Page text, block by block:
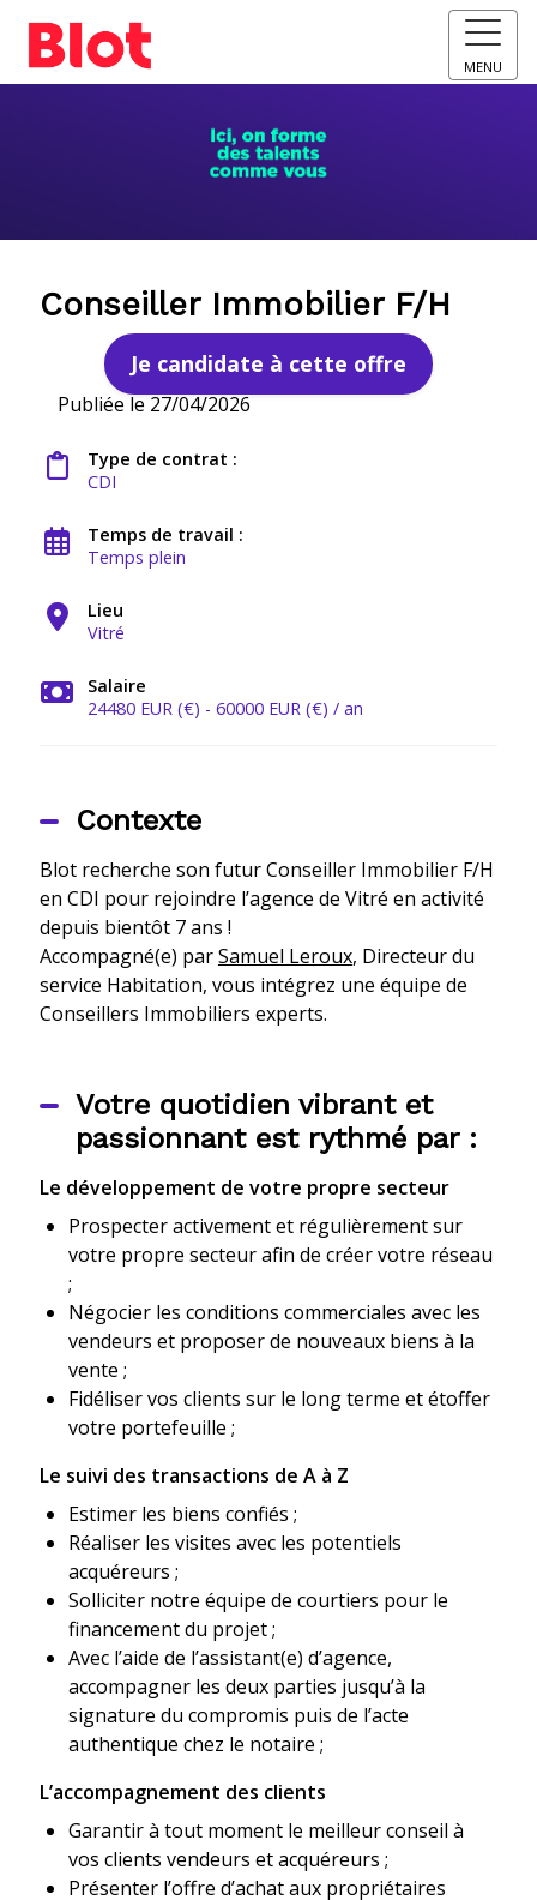
MENU
Conseiller Immobilier F/H
Je candidate à cette offre
Publiée le 27/04/2026
Type de contrat :
CDI
Temps de travail :
Temps plein
Lieu
Vitré
Salaire
24480 EUR (€) - 60000 EUR (€) / an
Contexte
Blot recherche son futur Conseiller Immobilier F/H
en CDI pour rejoindre l’agence de Vitré en activité
depuis bientôt 7 ans !
Accompagné(e) parSamuel Leroux, Directeur du
service Habitation, vous intégrez une équipe de
Conseillers Immobiliers experts.
Votre quotidien vibrant et
passionnant est rythmé par :
Le développement de votre propre secteur
Prospecter activement et régulièrement sur
votre propre secteur afin de créer votre réseau
;
Négocier les conditions commerciales avec les
vendeurs et proposer de nouveaux biens à la
vente ;
Fidéliser vos clients sur le long terme et étoffer
votre portefeuille ;
Le suivi des transactions de A à Z
Estimer les biens confiés ;
Réaliser les visites avec les potentiels
acquéreurs ;
Solliciter notre équipe de courtiers pour le
financement du projet ;
Avec l’aide de l’assistant(e) d’agence,
accompagner les deux parties jusqu’à la
signature du compromis puis de l’acte
authentique chez le notaire ;
L’accompagnement des clients
Garantir à tout moment le meilleur conseil à
vos clients vendeurs et acquéreurs ;
Présenter l’offre d’achat aux propriétaires